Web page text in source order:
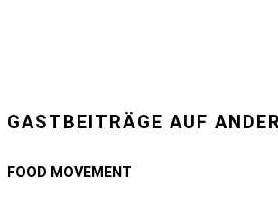
GASTBEITRÄGE AUF
FOOD MOVEMENT